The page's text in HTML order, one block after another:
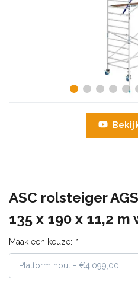
ASC rolsteiger
135 x 190 x 11,2
Maak een keuze: *